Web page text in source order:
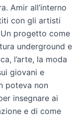
Amir all’interno
con gli artisti
progetto come
underground e
l’arte, la moda
giovani e
poteva non
insegnare ai
e di come